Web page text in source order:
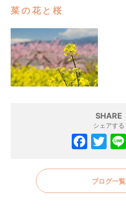
菜の花と桜
SHARE
シェアする
F
c
e
T
itt
er
ブログ一覧